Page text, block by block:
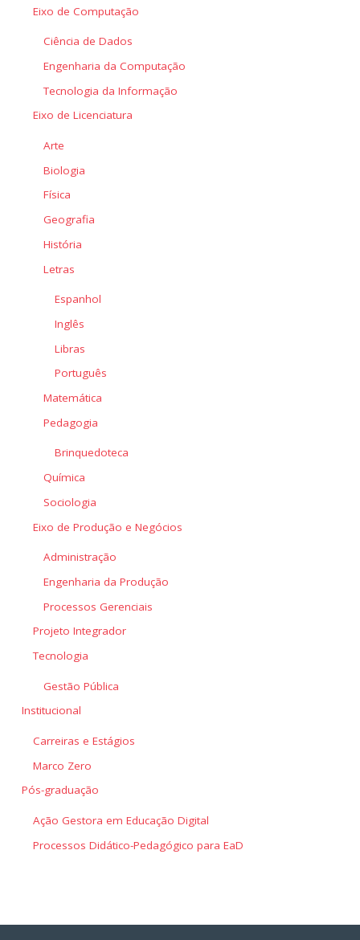
Eixo de Computação
Ciência de Dados
Engenharia da Computação
Tecnologia da Informação
Eixo de Licenciatura
Arte
Biologia
Física
Geografia
História
Letras
Espanhol
Inglês
Libras
Português
Matemática
Pedagogia
Brinquedoteca
Química
Sociologia
Eixo de Produção e Negócios
Administração
Engenharia da Produção
Processos Gerenciais
Projeto Integrador
Tecnologia
Gestão Pública
Institucional
Carreiras e Estágios
Marco Zero
Pós-graduação
Ação Gestora em Educação Digital
Processos Didático-Pedagógico para EaD